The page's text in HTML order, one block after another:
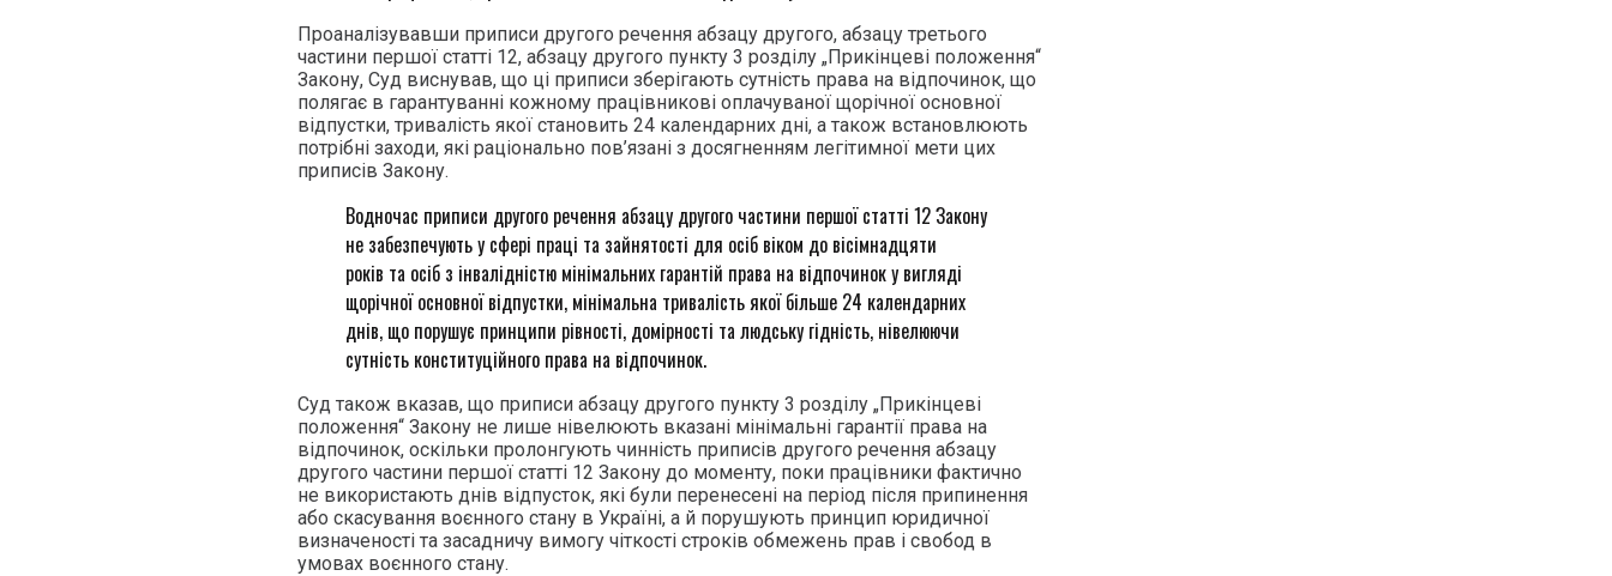
Проаналізувавши приписи другого речення абзацу другого, абзацу третього
частини першої статті 12, абзацу другого пункту 3 розділу „Прикінцеві положення“
Закону, Суд виснував, що ці приписи зберігають сутність права на відпочинок, що
полягає в гарантуванні кожному працівникові оплачуваної щорічної основної
відпустки, тривалість якої становить 24 календарних дні, а також встановлюють
потрібні заходи, які раціонально пов’язані з досягненням легітимної мети цих
приписів Закону.
Водночас приписи другого речення абзацу другого частини першої статті 12 Закону
не забезпечують у сфері праці та зайнятості для осіб віком до вісімнадцяти
років та осіб з інвалідністю мінімальних гарантій права на відпочинок у вигляді
щорічної основної відпустки, мінімальна тривалість якої більше 24 календарних
днів, що порушує принципи рівності, домірності та людську гідність, нівелюючи
сутність конституційного права на відпочинок.
Суд також вказав, що приписи абзацу другого пункту 3 розділу „Прикінцеві
положення“ Закону не лише нівелюють вказані мінімальні гарантії права на
відпочинок, оскільки пролонгують чинність приписів другого речення абзацу
другого частини першої статті 12 Закону до моменту, поки працівники фактично
не використають днів відпусток, які були перенесені на період після припинення
або скасування воєнного стану в Україні, а й порушують принцип юридичної
визначеності та засадничу вимогу чіткості строків обмежень прав і свобод в
умовах воєнного стану.